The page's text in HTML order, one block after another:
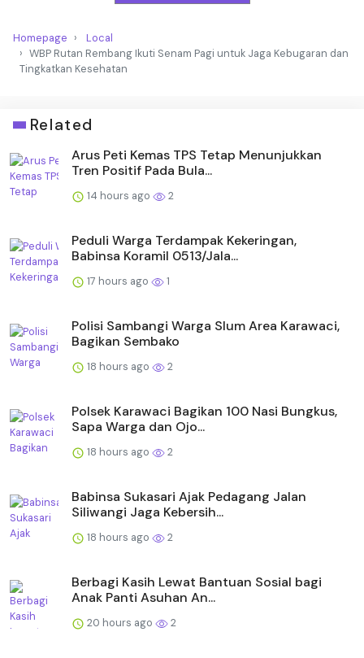
Homepage
Local
WBP Rutan Rembang Ikuti Senam Pagi untuk Jaga Kebugaran dan
Tingkatkan Kesehatan
Related
Arus Peti Kemas TPS Tetap Menunjukkan
Tren Positif Pada Bula...
14 hours ago 2
Peduli Warga Terdampak Kekeringan,
Babinsa Koramil 0513/Jala...
17 hours ago 1
Polisi Sambangi Warga Slum Area Karawaci,
Bagikan Sembako
18 hours ago 2
Polsek Karawaci Bagikan 100 Nasi Bungkus,
Sapa Warga dan Ojo...
18 hours ago 2
Babinsa Sukasari Ajak Pedagang Jalan
Siliwangi Jaga Kebersih...
18 hours ago 2
Berbagi Kasih Lewat Bantuan Sosial bagi
Anak Panti Asuhan An...
20 hours ago 2